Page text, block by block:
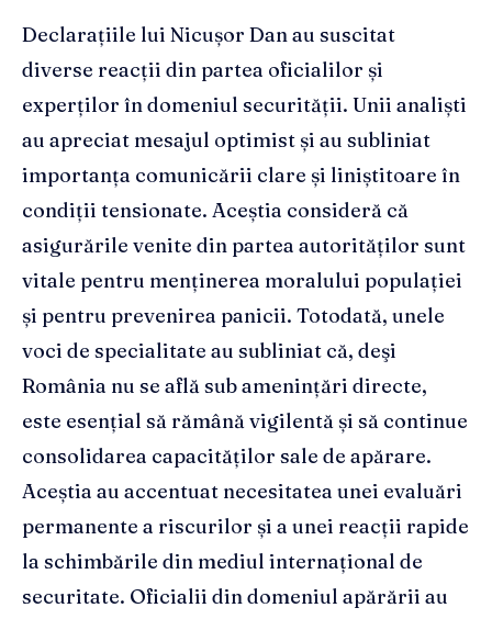
Declarațiile lui Nicușor Dan au suscitat
diverse reacții din partea oficialilor și
experților în domeniul securității. Unii analiști
au apreciat mesajul optimist și au subliniat
importanța comunicării clare și liniștitoare în
condiții tensionate. Aceștia consideră că
asigurările venite din partea autorităților sunt
vitale pentru menținerea moralului populației
și pentru prevenirea panicii. Totodată, unele
voci de specialitate au subliniat că, deşi
România nu se află sub amenințări directe,
este esențial să rămână vigilentă și să continue
consolidarea capacităților sale de apărare.
Aceștia au accentuat necesitatea unei evaluări
permanente a riscurilor și a unei reacții rapide
la schimbările din mediul internațional de
securitate. Oficialii din domeniul apărării au